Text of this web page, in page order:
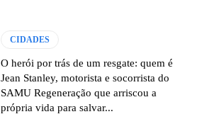
CIDADES
O herói por trás de um resgate: quem é
Jean Stanley, motorista e socorrista do
SAMU Regeneração que arriscou a
própria vida para salvar...